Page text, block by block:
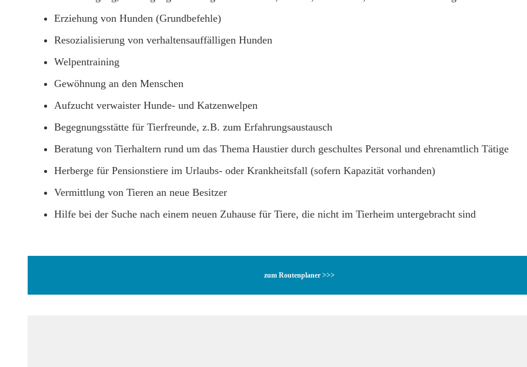
Erziehung von Hunden (Grundbefehle)
Resozialisierung von verhaltensauffälligen Hunden
Welpentraining
Gewöhnung an den Menschen
Aufzucht verwaister Hunde- und Katzenwelpen
Begegnungsstätte für Tierfreunde, z.B. zum Erfahrungsaustausch
Beratung von Tierhaltern rund um das Thema Haustier durch geschultes Personal und ehrenamtlich Tätige
Herberge für Pensionstiere im Urlaubs- oder Krankheitsfall (sofern Kapazität vorhanden)
Vermittlung von Tieren an neue Besitzer
Hilfe bei der Suche nach einem neuen Zuhause für Tiere, die nicht im Tierheim untergebracht sind
zum Routenplaner >>>